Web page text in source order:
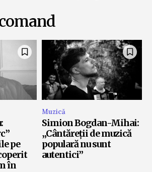
pe
în
Muzică
Simion Bogdan-Mihai:
„Cântăreții de muzică
populară nu sunt
autentici”